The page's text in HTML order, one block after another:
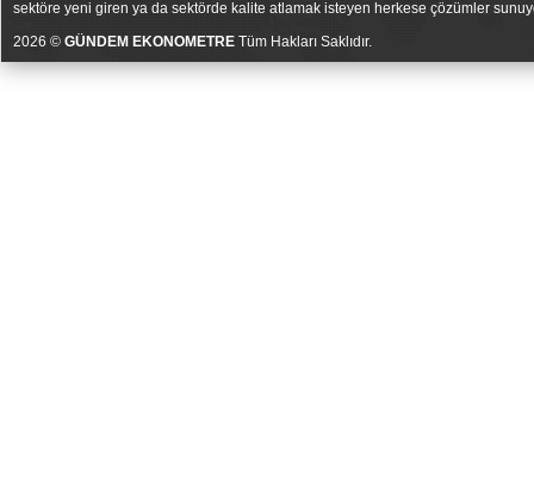
sektöre yeni giren ya da sektörde kalite atlamak isteyen herkese çözümler
2026 © GÜNDEM EKONOMETRE Tüm Hakları Saklıdır.